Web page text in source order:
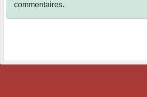
commentaires.